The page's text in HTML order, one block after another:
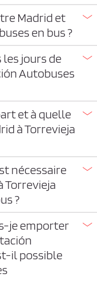
Madrid et
en bus ?
jours de
Autobuses
et à quelle
à Torrevieja
nécessaire
Torrevieja
?
je emporter
il possible